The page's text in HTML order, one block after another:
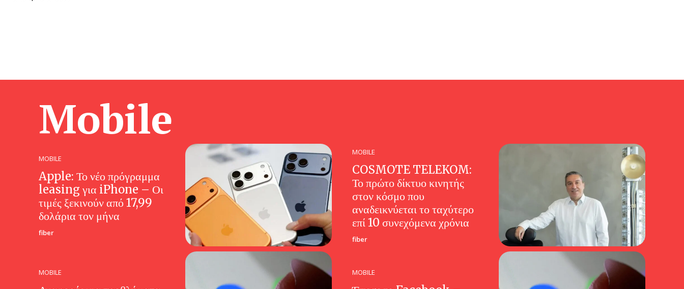
Mobile
MOBILE
Apple: Το νέο πρόγραμμα
leasing για iPhone – Οι
τιμές ξεκινούν από 17,99
δολάρια τον μήνα
fiber
MOBILE
COSMOTE TELEKOM:
Το πρώτο δίκτυο κινητής
στον κόσμο που
αναδεικνύεται το ταχύτερο
επί 10 συνεχόμενα χρόνια
fiber
MOBILE MOBILE